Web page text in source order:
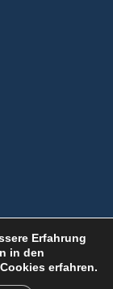
Erfahrung
in den
erfahren.